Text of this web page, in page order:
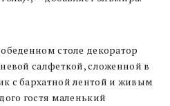
столе декоратор
салфеткой, сложенной в
с бархатной лентой и живым
гостя маленький